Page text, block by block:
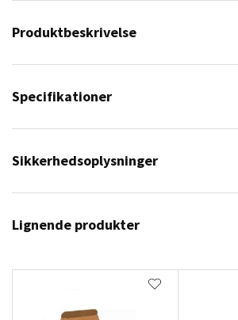
Produktbeskrivelse
Specifikationer
Sikkerhedsoplysninger
Lignende produkter